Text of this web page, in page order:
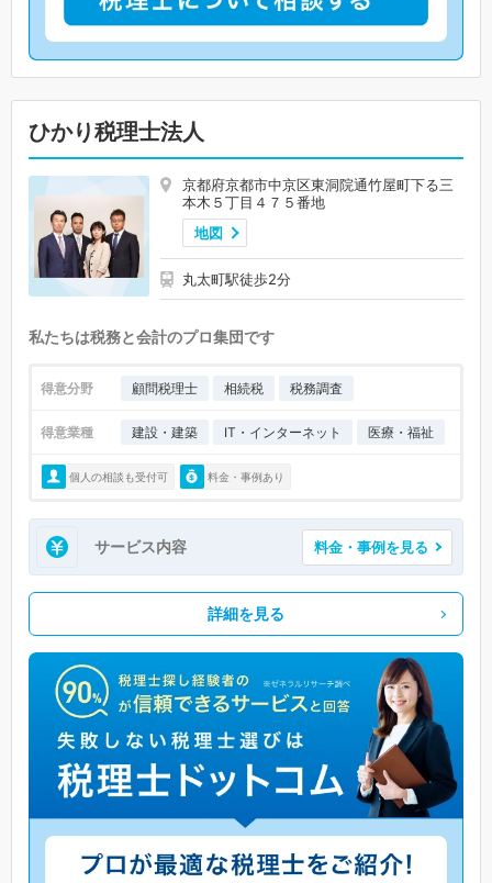
ひかり税理士法人
京都府京都市中京区東洞院通竹屋町下る三
本木５丁目４７５番地
地図
丸太町駅徒歩2分
私たちは税務と会計のプロ集団です
得意分野 顧問税理士 相続税 税務調査
得意業種 建設・建築 IT・インターネット 医療・福祉
個人の相談も受付可 料金・事例あり
サービス内容 料金・事例を見る
詳細を見る